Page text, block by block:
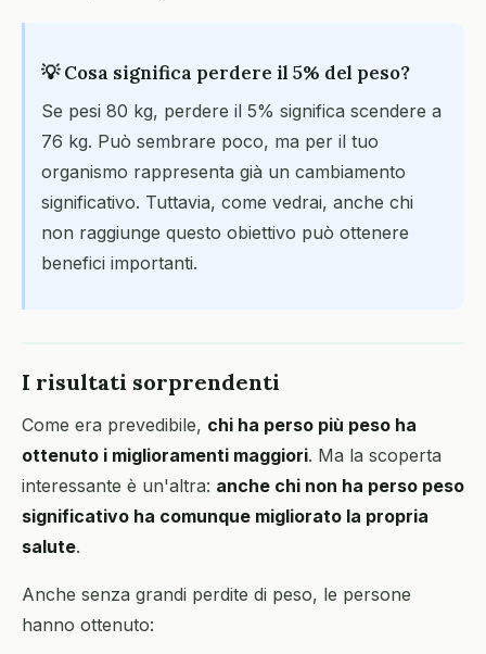
💡 Cosa significa perdere il 5% del peso?
Se pesi 80 kg, perdere il 5% significa scendere a
76 kg. Può sembrare poco, ma per il tuo
organismo rappresenta già un cambiamento
significativo. Tuttavia, come vedrai, anche chi
non raggiunge questo obiettivo può ottenere
benefici importanti.
I risultati sorprendenti
Come era prevedibile, chi ha perso più peso ha
ottenuto i miglioramenti maggiori. Ma la scoperta
interessante è un'altra: anche chi non ha perso peso
significativo ha comunque migliorato la propria
salute.
Anche senza grandi perdite di peso, le persone
hanno ottenuto: